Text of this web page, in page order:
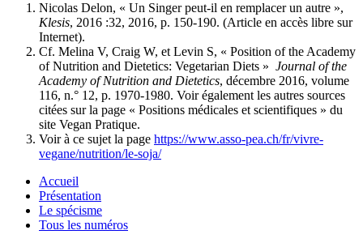
Nicolas Delon, « Un Singer peut-il en remplacer un autre »,
Klesis, 2016 :32, 2016, p. 150-190. (Article en accès libre sur
Internet).
Cf. Melina V, Craig W, et Levin S, « Position of the Academy
of Nutrition and Dietetics: Vegetarian Diets » Journal of the
Academy of Nutrition and Dietetics, décembre 2016, volume
116, n.° 12, p. 1970-1980. Voir également les autres sources
citées sur la page « Positions médicales et scientifiques » du
site Vegan Pratique.
Voir à ce sujet la page https://www.asso-pea.ch/fr/vivre-
vegane/nutrition/le-soja/
Accueil
Présentation
Le spécisme
Tous les numéros